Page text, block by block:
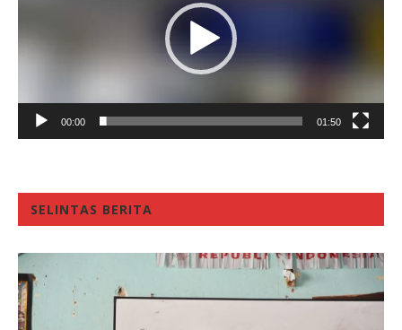
00:00 01:50
SELINTAS BERITA